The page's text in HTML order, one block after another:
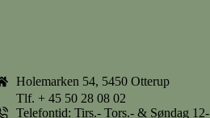
Holemarken 54, 5450 Otterup
Tlf. + 45 50 28 08 02
Telefontid: Tirs.- Tors.- & Søndag 12-